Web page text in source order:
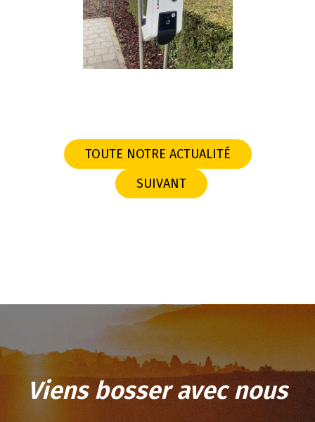
TOUTE NOTRE ACTUALITÉ
SUIVANT
Viens bosser avec nous